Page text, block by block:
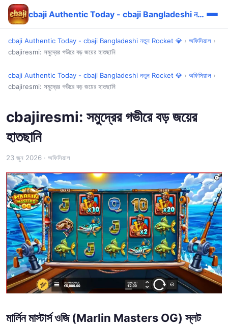
cbaji Authentic Today - cbaji Bangladeshi নতুন Rocket 💎
cbaji Authentic Today - cbaji Bangladeshi নতুন Rocket 💎 › অফিসিয়াল ›
cbajiresmi: সমুদ্রের গভীরে বড় জয়ের হাতছানি
cbaji Authentic Today - cbaji Bangladeshi নতুন Rocket 💎 › অফিসিয়াল ›
cbajiresmi: সমুদ্রের গভীরে বড় জয়ের হাতছানি
cbajiresmi: সমুদ্রের গভীরে বড় জয়ের
হাতছানি
23 জুন 2026 · অফিসিয়াল
মার্লিন মাস্টার্স ওজি (Marlin Masters OG) স্লট